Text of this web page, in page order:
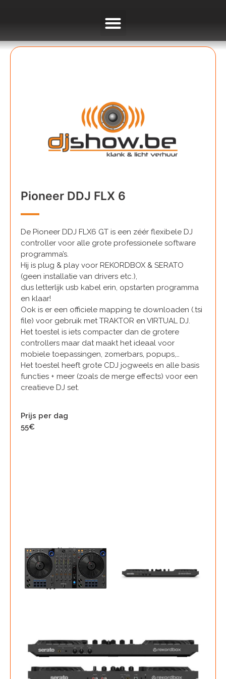
Pioneer DDJ FLX 6
De Pioneer DDJ FLX6 GT is een zéér flexibele DJ
controller voor alle grote professionele software
programma’s.
Hij is plug & play voor REKORDBOX & SERATO
(geen installatie van drivers etc.),
dus letterlijk usb kabel erin, opstarten programma
en klaar!
Ook is er een officiele mapping te downloaden (.tsi
file) voor gebruik met TRAKTOR en VIRTUAL DJ.
Het toestel is iets compacter dan de grotere
controllers maar dat maakt het ideaal voor
mobiele toepassingen, zomerbars, popups,…
Het toestel heeft grote CDJ jogweels en alle basis
functies + meer (zoals de merge effects) voor een
creatieve DJ set.
Prijs per dag
55€